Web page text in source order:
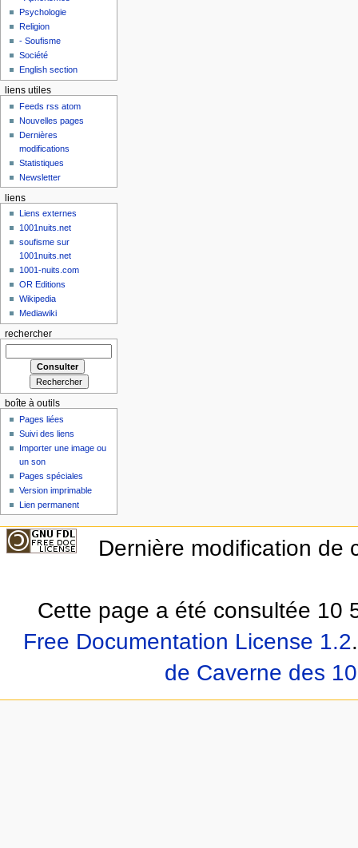
Psychologie
Religion
- Soufisme
Société
English section
liens utiles
Feeds rss atom
Nouvelles pages
Dernières
modifications
Statistiques
Newsletter
liens
Liens externes
1001nuits.net
soufisme sur
1001nuits.net
1001-nuits.com
OR Editions
Wikipedia
Mediawiki
rechercher
boîte à outils
Pages liées
Suivi des liens
Importer une image ou
un son
Pages spéciales
Version imprimable
Lien permanent
Dernière modification de
Cette page a été consultée 10
Free Documentation License 1.2.
de Caverne des